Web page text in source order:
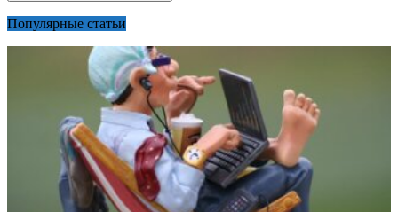
Популярные статьи